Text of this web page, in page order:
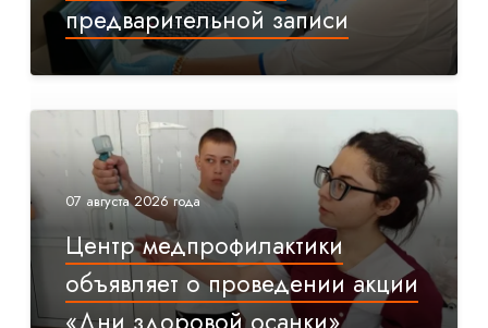
предварительной записи
07 августа 2026 года
Центр медпрофилактики
объявляет о проведении акции